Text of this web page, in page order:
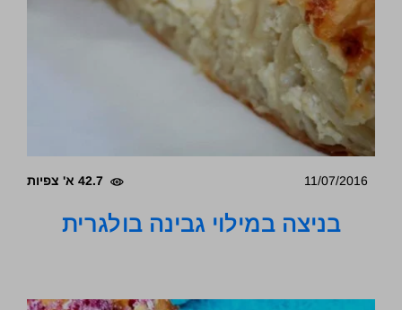
11/07/2016 42.7 א' צפיות
בניצה במילוי גבינה בולגרית